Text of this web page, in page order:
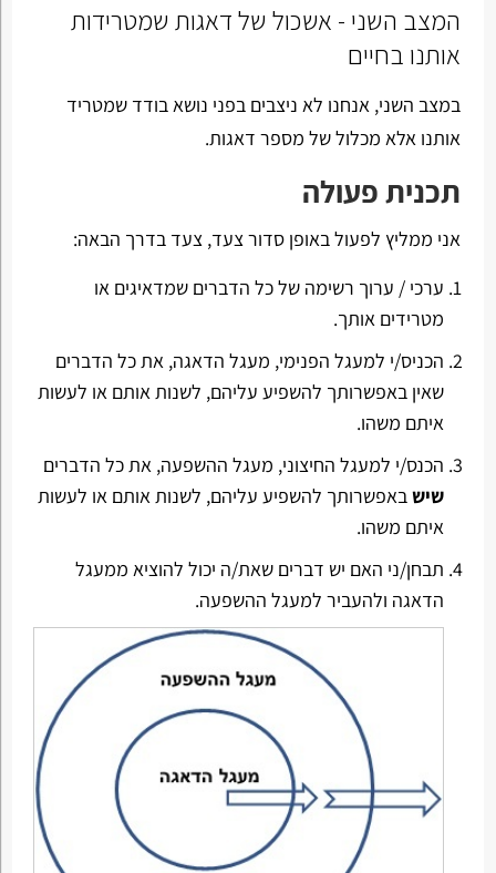
המצב השני - אשכול של דאגות שמטרידות
אותנו בחיים
במצב השני, אנחנו לא ניצבים בפני נושא בודד שמטריד
אותנו אלא מכלול של מספר דאגות.
תכנית פעולה
אני ממליץ לפעול באופן סדור צעד, צעד בדרך הבאה:
ערכי / ערוך רשימה של כל הדברים שמדאיגים או
מטרידים אותך.
הכניס/י למעגל הפנימי, מעגל הדאגה, את כל הדברים
שאין באפשרותך להשפיע עליהם, לשנות אותם או לעשות
איתם משהו.
הכנס/י למעגל החיצוני, מעגל ההשפעה, את כל הדברים
שישבאפשרותך להשפיע עליהם, לשנות אותם או לעשות
איתם משהו.
תבחן/ני האם יש דברים שאת/ה יכול להוציא ממעגל
הדאגה ולהעביר למעגל ההשפעה.